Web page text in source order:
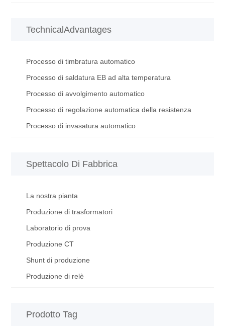
TechnicalAdvantages
Processo di timbratura automatico
Processo di saldatura EB ad alta temperatura
Processo di avvolgimento automatico
Processo di regolazione automatica della resistenza
Processo di invasatura automatico
Spettacolo Di Fabbrica
La nostra pianta
Produzione di trasformatori
Laboratorio di prova
Produzione CT
Shunt di produzione
Produzione di relè
Prodotto Tag